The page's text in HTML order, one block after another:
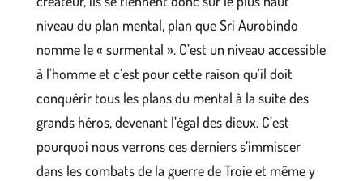
niveau du plan mental, plan que Sri Aurobindo
nomme le « surmental ». C’est un niveau accessible
à l’homme et c’est pour cette raison qu’il doit
conquérir tous les plans du mental à la suite des
grands héros, devenant l’égal des dieux. C’est
pourquoi nous verrons ces derniers s’immiscer
dans les combats de la guerre de Troie et même y